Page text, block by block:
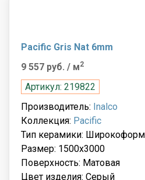
Pacific Gris Nat 6mm
9 557 руб. / м2
Артикул: 219822
Производитель: Inalco
Коллекция: Pacific
Тип керамики:
Размер: 1500x3000
Поверхность: Матовая
Цвет изделия: Серый